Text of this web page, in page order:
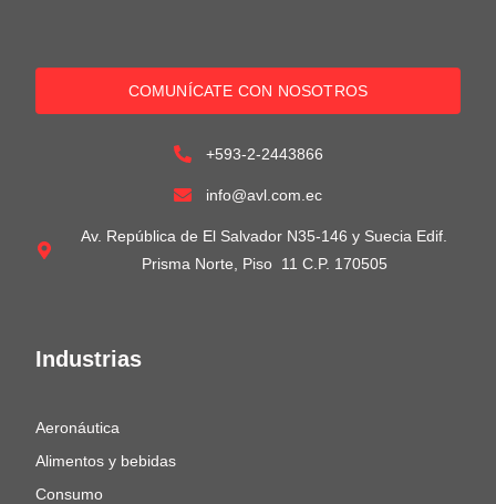
Industrias
Aeronáutica
Alimentos y bebidas
Consumo
COMUNÍCATE CON NOSOTROS
+593-2-2443866
info@avl.com.ec
Av. República de El Salvador N35-146 y Suecia Edif.
Prisma Norte, Piso 11 C.P. 170505